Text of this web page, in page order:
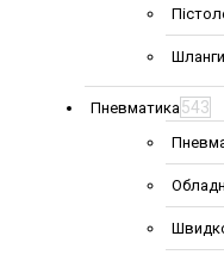
Шланги
Пневматика543